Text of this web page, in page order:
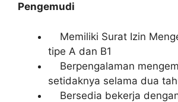
Pengemudi
Memiliki Surat Izin
tipe A dan B1
Berpengalaman
setidaknya selama dua
Bersedia bekerja